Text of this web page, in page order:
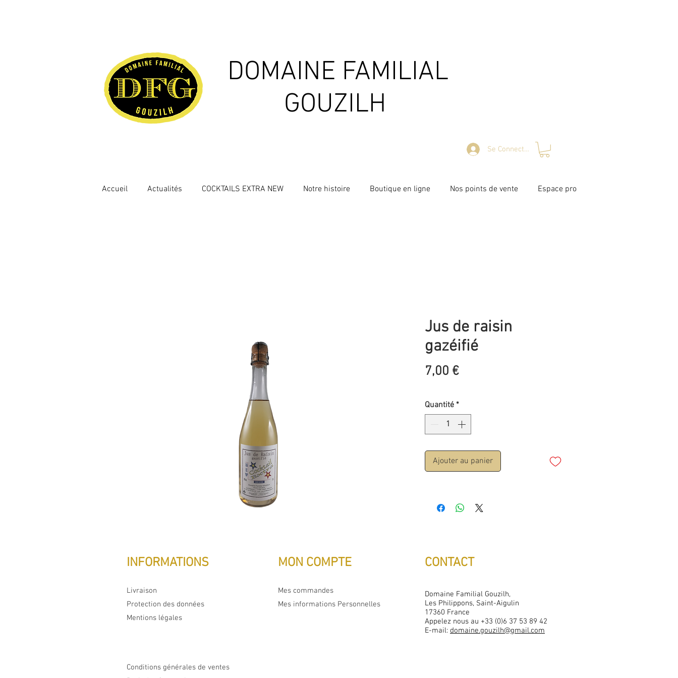
DOMAINE FAMILIAL
GOUZILH
Se Connecter
Accueil Actualités COCKTAILS EXTRA NEW Notre histoire Boutique en ligne Nos points de vente Espace pro
Jus de raisin
gazéifié
7,00 €Prix
Quantité *
Ajouter au panier
INFORMATIONS MON COMPTE
Livraison
Protection des données
Mes commandes
Mes informations Personnelles
Mentions légales
CONTACT
Domaine Familial Gouzilh,
Les Philippons, Saint-Aigulin
17360 France
Appelez nous au +33 (0)6 37 53 89 42
E-mail: domaine.gouzilh@gmail.com
Conditions générales de ventes